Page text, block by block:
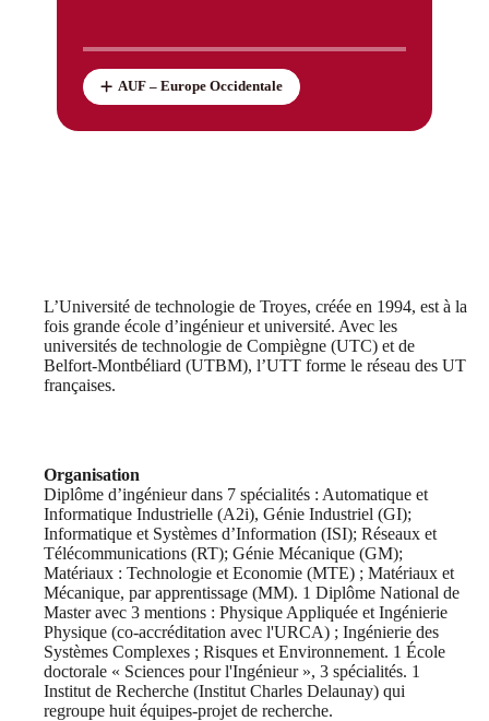
AUF – Europe Occidentale
L’Université de technologie de Troyes, créée en 1994, est à la
fois grande école d’ingénieur et université. Avec les
universités de technologie de Compiègne (UTC) et de
Belfort-Montbéliard (UTBM), l’UTT forme le réseau des UT
françaises.
Organisation
Diplôme d’ingénieur dans 7 spécialités : Automatique et
Informatique Industrielle (A2i), Génie Industriel (GI);
Informatique et Systèmes d’Information (ISI); Réseaux et
Télécommunications (RT); Génie Mécanique (GM);
Matériaux : Technologie et Economie (MTE) ; Matériaux et
Mécanique, par apprentissage (MM). 1 Diplôme National de
Master avec 3 mentions : Physique Appliquée et Ingénierie
Physique (co-accréditation avec l'URCA) ; Ingénierie des
Systèmes Complexes ; Risques et Environnement. 1 École
doctorale « Sciences pour l'Ingénieur », 3 spécialités. 1
Institut de Recherche (Institut Charles Delaunay) qui
regroupe huit équipes-projet de recherche.